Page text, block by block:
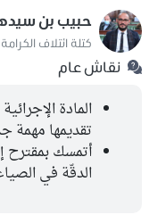
حبيب بن
كتلة ائتلاف الكرامة
نقاش عام
المادة
تقديمها مهمة
أتمسك بمقترح
الدقّة في